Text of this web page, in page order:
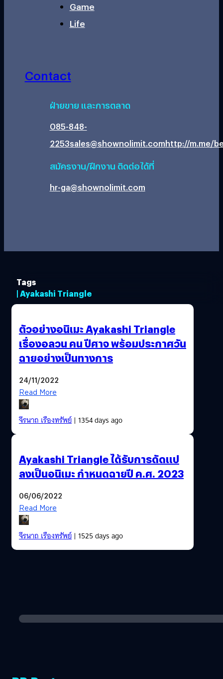
Game
Life
Contact
ฝ่ายขาย และการตลาด
085-848-
2253sales@shownolimit.comhttp://m.me/
สมัครงาน/ฝึกงาน ติดต่อได้ที่
hr-ga@shownolimit.com
Tags
| Ayakashi Triangle
ตัวอย่างอนิเมะ Ayakashi Triangle
เรื่องอลวน คน ปีศาจ พร้อมประกาศวัน
ฉายอย่างเป็นทางการ
24/11/2022
Read More
จีรนาถ เรืองทรัพย์| 1354 days ago
Ayakashi Triangle ได้รับการดัดแป
ลงเป็นอนิเมะ กำหนดฉายปี ค.ศ. 2023
06/06/2022
Read More
จีรนาถ เรืองทรัพย์| 1525 days ago